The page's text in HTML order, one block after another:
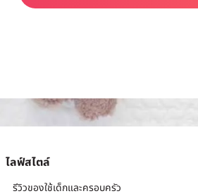
ไลฟ์สไตล์
รีวิวของใช้เด็กและครอบครัว